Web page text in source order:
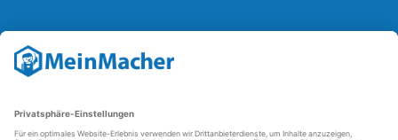
Reparatur Revolution
Mit derReparatur-Revolution
Reparaturbedingungen in Deutschland: Für Produkte, die sich gut
reparierenden Betriebe und des Reparatur-Know-hows in
Deutschland.